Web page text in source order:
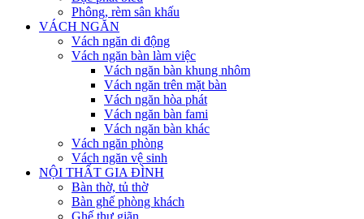
Phông, rèm sân khấu
VÁCH NGĂN
Vách ngăn di động
Vách ngăn bàn làm việc
Vách ngăn bàn khung nhôm
Vách ngăn trên mặt bàn
Vách ngăn hòa phát
Vách ngăn bàn fami
Vách ngăn bàn khác
Vách ngăn phòng
Vách ngăn vệ sinh
NỘI THẤT GIA ĐÌNH
Bàn thờ, tủ thờ
Bàn ghế phòng khách
Ghế thư giãn